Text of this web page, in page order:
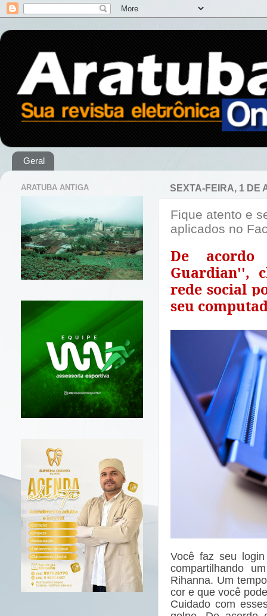
Geral
SEXTA-FEIRA, 1 DE
Fique atento e
aplicados no
De
Guardian'',
rede social
seu
Você faz seu
compartilhando
Rihanna. Um
cor e que você
Cuidado com
ARATUBA ANTIGA